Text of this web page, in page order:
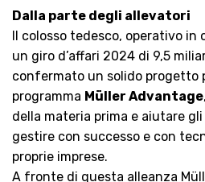
Dalla parte degli allevatori
Il colosso tedesco, operativo
un giro d’affari 2024 di 9,5
confermato un solido progetto
programma Müller Advantage
della materia prima e aiutare
gestire con successo e con
proprie imprese.
A fronte di questa alleanza